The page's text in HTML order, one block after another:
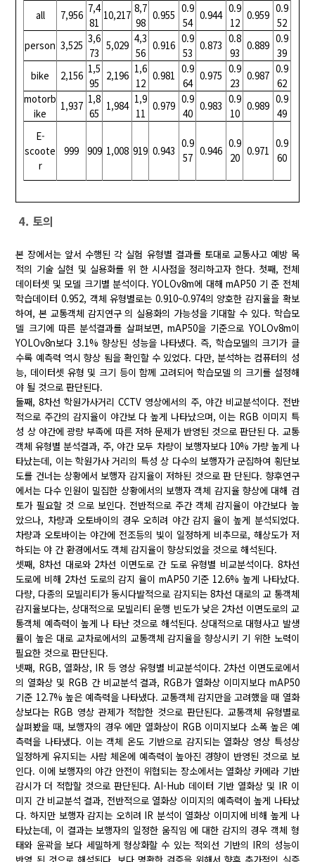
all 7,956
7,4
81
10,217
8,7
98
0.955
0.9
54
0.944
0.9
12
0.959
0.9
52
person 3,525
3,6
73
5,029
4,3
56
0.916
0.9
53
0.873
0.8
93
0.889
0.9
39
bike
2,156
1,5
95
2,196
1,6
12
0.981
0.9
64
0.975
0.9
23
0.987
0.9
62
motorb
ike
1,937
1,8
65
1,984
1,9
11
0.979
0.9
40
0.983
0.9
10
0.989
0.9
49
E-
scoote
r
999 909 1,008 919 0.943
0.9
57
0.946
0.9
20
0.971
0.9
60
4. 토의
본 장에서는 앞서 수행된 각 실험 유형별 결과를 토대로 교통사고 예방 목
적의 기술 실현 및 실용화를 위 한 시사점을 정리하고자 한다. 첫째, 전체
데이터셋 및 모델 크기별 분석이다. YOLOv8m에 대해 mAP50 기 준 전체
학습데이터 0.952, 객체 유형별로는 0.910~0.974의 양호한 감지율을 확보
하여, 본 교통객체 감지연구 의 실용화의 가능성을 기대할 수 있다. 학습모
델 크기에 따른 분석결과를 살펴보면, mAP50을 기준으로 YOLOv8m이
YOLOv8n보다 3.1% 향상된 성능을 나타냈다. 즉, 학습모델의 크기가 클
수록 예측력 역시 향상 됨을 확인할 수 있었다. 다만, 분석하는 컴퓨터의 성
능, 데이터셋 유형 및 크기 등이 함께 고려되어 학습모델 의 크기를 설정해
야 될 것으로 판단된다.
둘째, 8차선 학원가사거리 CCTV 영상에서의 주, 야간 비교분석이다. 전반
적으로 주간의 감지율이 야간보 다 높게 나타났으며, 이는 RGB 이미지 특
성 상 야간에 광량 부족에 따른 저하 문제가 반영된 것으로 판단된 다. 교통
객체 유형별 분석결과, 주, 야간 모두 차량이 보행자보다 10% 가량 높게 나
타났는데, 이는 학원가사 거리의 특성 상 다수의 보행자가 군집하여 횡단보
도를 건너는 상황에서 보행자 감지율이 저하된 것으로 판 단된다. 향후연구
에서는 다수 인원이 밀집한 상황에서의 보행자 객체 감지율 향상에 대해 검
토가 필요할 것 으로 보인다. 전반적으로 주간 객체 감지율이 야간보다 높
았으나, 차량과 오토바이의 경우 오히려 야간 감지 율이 높게 분석되었다.
차량과 오토바이는 야간에 전조등의 빛이 일정하게 비추므로, 해상도가 저
하되는 야 간 환경에서도 객체 감지율이 향상되었을 것으로 해석된다.
셋째, 8차선 대로와 2차선 이면도로 간 도로 유형별 비교분석이다. 8차선
도로에 비해 2차선 도로의 감지 율이 mAP50 기준 12.6% 높게 나타났다.
다량, 다종의 모빌리티가 동시다발적으로 감지되는 8차선 대로의 교 통객체
감지율보다는, 상대적으로 모빌리티 운행 빈도가 낮은 2차선 이면도로의 교
통객체 예측력이 높게 나 타난 것으로 해석된다. 상대적으로 대형사고 발생
률이 높은 대로 교차로에서의 교통객체 감지율을 향상시키 기 위한 노력이
필요한 것으로 판단된다.
넷째, RGB, 열화상, IR 등 영상 유형별 비교분석이다. 2차선 이면도로에서
의 열화상 및 RGB 간 비교분석 결과, RGB가 열화상 이미지보다 mAP50
기준 12.7% 높은 예측력을 나타냈다. 교통객체 감지만을 고려했을 때 열화
상보다는 RGB 영상 관제가 적합한 것으로 판단된다. 교통객체 유형별로
살펴봤을 때, 보행자의 경우 에만 열화상이 RGB 이미지보다 소폭 높은 예
측력을 나타냈다. 이는 객체 온도 기반으로 감지되는 열화상 영상 특성상
일정하게 유지되는 사람 체온에 예측력이 높아진 경향이 반영된 것으로 보
인다. 이에 보행자의 야간 안전이 위협되는 장소에서는 열화상 카메라 기반
감시가 더 적합할 것으로 판단된다. AI-Hub 데이터 기반 열화상 및 IR 이
미지 간 비교분석 결과, 전반적으로 열화상 이미지의 예측력이 높게 나타났
다. 하지만 보행자 감지는 오히려 IR 분석이 열화상 이미지에 비해 높게 나
타났는데, 이 결과는 보행자의 일정한 움직임 에 대한 감지의 경우 객체 형
태와 윤곽을 보다 세밀하게 형상화할 수 있는 적외선 기반의 IR의 성능이